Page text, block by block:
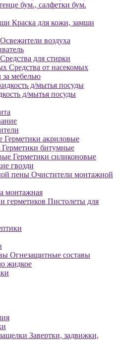
бум., салфетки бум.
Краска для кожи, замши
Освежители воздуха
Средства для стирки
Средства от насекомых
за мебелью
д/мытья посуды
Герметики акриловые
Герметики битумные
Герметики силиконовые
гвозди
Очистители монтажной
монтажная
Пистолеты для
Огнезащитные составы
жидкое
Завертки, задвижки,